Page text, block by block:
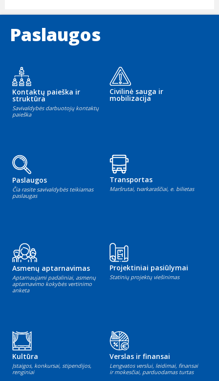
Paslaugos
Kontaktų paieška ir
struktūra
Savivaldybės darbuotojų kontaktų
paieška
Civilinė sauga ir
mobilizacija
Paslaugos
Čia rasite savivaldybės teikiamas
paslaugas
Transportas
Maršrutai, tvarkaraščiai, e. bilietas
Asmenų aptarnavimas
Aptarnaujami padaliniai, asmenų
aptarnavimo kokybės vertinimo
anketa
Projektiniai pasiūlymai
Statinių projektų viešinimas
Kultūra
Įstaigos, konkursai, stipendijos,
renginiai
Verslas ir finansai
Lengvatos verslui, leidimai, finansai
ir mokesčiai, parduodamas turtas